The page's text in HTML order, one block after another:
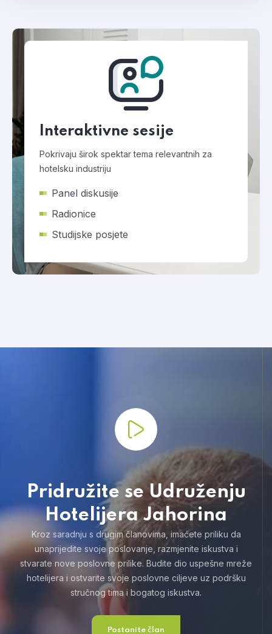
Interaktivne sesije
Pokrivaju širok spektar tema relevantnih za
hotelsku industriju
Panel diskusije
Radionice
Studijske posjete
Pridružite se Udruženju
Hotelijera Jahorina
Kroz saradnju s drugim članovima, imaćete priliku da
unaprijedite svoje poslovanje, razmjenite iskustva i
stvarate nove poslovne prilike. Budite dio uspešne mreže
hotelijera i ostvarite svoje poslovne ciljeve uz podršku
stručnog tima i bogatog iskustva.
Postanite član